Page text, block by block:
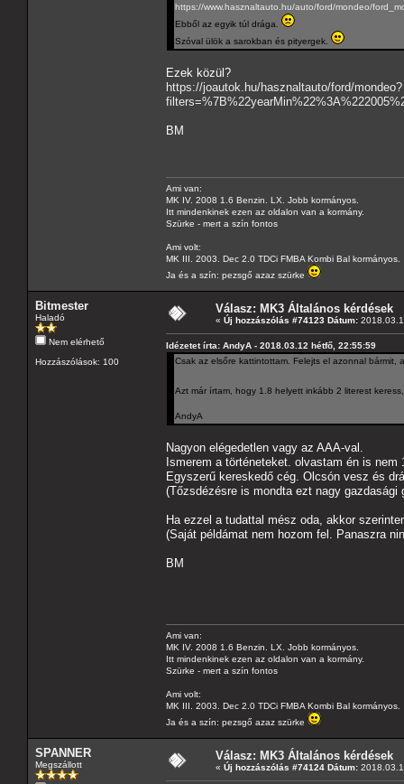
https://www.hasznaltauto.hu/auto/ford/mondeo/
Ebből az egyik túl drága.
Szóval ülök a sarokban és pityergek.
Ezek közül?
https://joautok.hu/hasznaltauto/ford/mondeo?
BM
Ami van:
MK IV. 2008 1.6 Benzin. LX. Jobb kormányos.
Itt mindenkinek ezen az oldalon van a kormány.
Szürke - mert a szín fontos
Ami volt:
MK III. 2003. Dec 2.0 TDCi FMBA Kombi Bal kormányos.
Ja és a szín: pezsgő azaz szürke
Bitmester
Haladó
Nem elérhető
Hozzászólások: 100
Válasz: MK3 Általános kérdések
« Új hozzászólás #74123 Dátum:
Idézetet írta: AndyA - 2018.03.12 hétfő, 22:55:59
Csak az elsőre kattintottam. Felejts el azonnal bármit,
Azt már írtam, hogy 1.8 helyett inkább 2 literest
AndyA
Nagyon elégedetlen vagy az AAA-val.
Ismerem a történeteket. olvastam én is nem
Egyszerű kereskedő cég. Olcsón vesz és
(Tőzsdézésre is mondta ezt nagy
Ha ezzel a tudattal mész oda, akkor
(Saját példámat nem hozom fel. Panaszra
BM
Ami van:
MK IV. 2008 1.6 Benzin. LX. Jobb kormányos.
Itt mindenkinek ezen az oldalon van a kormány.
Szürke - mert a szín fontos
Ami volt:
MK III. 2003. Dec 2.0 TDCi FMBA Kombi Bal kormányos.
Ja és a szín: pezsgő azaz szürke
SPANNER
Megszállott
Válasz: MK3 Általános kérdések
« Új hozzászólás #74124 Dátum: